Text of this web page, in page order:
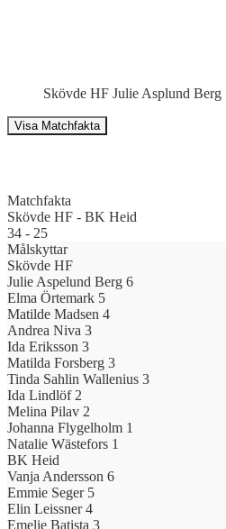
Skövde HF Julie Asplund Berg
Visa Matchfakta
Matchfakta
Skövde HF - BK Heid
34 - 25
Målskyttar
Skövde HF
Julie Aspelund Berg 6
Elma Örtemark 5
Matilde Madsen 4
Andrea Niva 3
Ida Eriksson 3
Matilda Forsberg 3
Tinda Sahlin Wallenius 3
Ida Lindlöf 2
Melina Pilav 2
Johanna Flygelholm 1
Natalie Wästefors 1
BK Heid
Vanja Andersson 6
Emmie Seger 5
Elin Leissner 4
Emelie Batista 3